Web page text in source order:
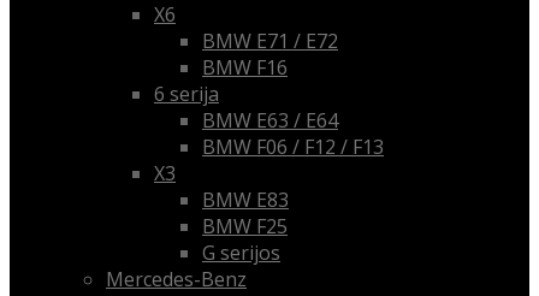
X6
BMW E71 / E72
BMW F16
6 serija
BMW E63 / E64
BMW F06 / F12 / F13
X3
BMW E83
BMW F25
G serijos
Mercedes-Benz